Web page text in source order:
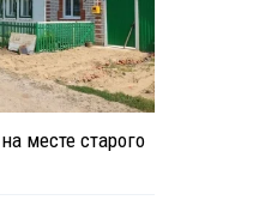
месте старого